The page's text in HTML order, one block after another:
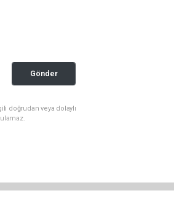
Gönder
doğrudan veya dolaylı